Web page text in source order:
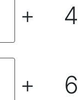
＋ 4
＋ 6